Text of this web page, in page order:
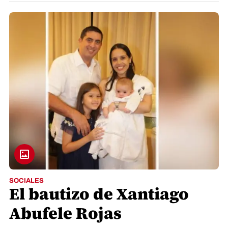
SOCIALES
El bautizo de Xantiago
Abufele Rojas